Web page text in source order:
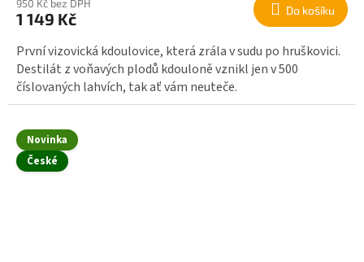
950 Kč bez DPH
1 149 Kč Do košíku
První vizovická kdoulovice, která zrála v sudu po hruškovici.
Destilát z voňavých plodů kdouloně vznikl jen v 500
číslovaných lahvích, tak ať vám neuteče.
Novinka
České